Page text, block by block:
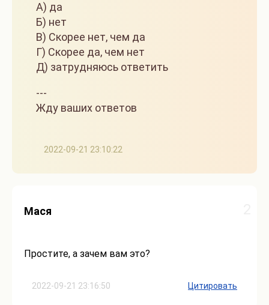
2022-09-21 23:10:22
А) да
Б) нет
В) Скорее нет, чем да
Г) Скорее да, чем нет
Д) затрудняюсь ответить
---
Жду ваших ответов
2022-09-21 23:16:50
Мася
Простите, а зачем вам это?
Цитировать